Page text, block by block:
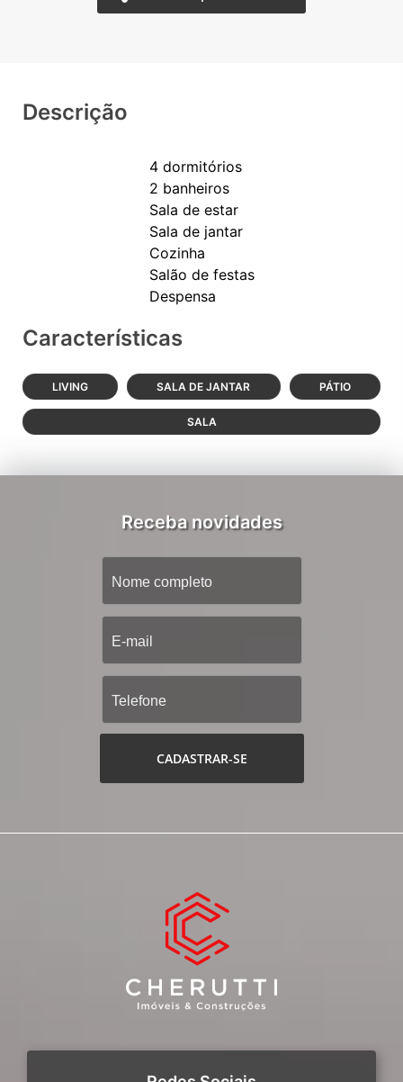
Descrição
4 dormitórios
2 banheiros
Sala de estar
Sala de jantar
Cozinha
Salão de festas
Características
LIVING SALA DE JANTAR PÁTIO
SALA
Receba novidades
CADASTRAR-SE